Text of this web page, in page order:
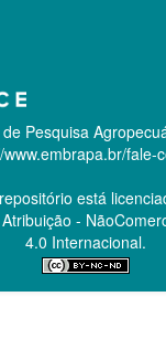
Pesquisa
www.embrapa.br/fale-
está
-
4.0 Internacional.